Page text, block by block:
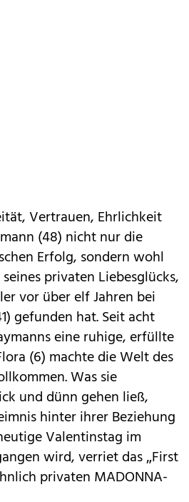
Vertrauen, Ehrlichkeit
(48) nicht nur die
Erfolg, sondern wohl
privaten Liebesglücks,
vor über elf Jahren bei
gefunden hat. Seit acht
eine ruhige, erfüllte
(6) machte die Welt des
Was sie
und dünn gehen ließ,
hinter ihrer Beziehung
Valentinstag im
wird, verriet das „First
privaten MADONNA-